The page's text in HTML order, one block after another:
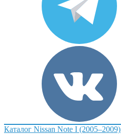
Каталог Nissan Note I (2005–2009)